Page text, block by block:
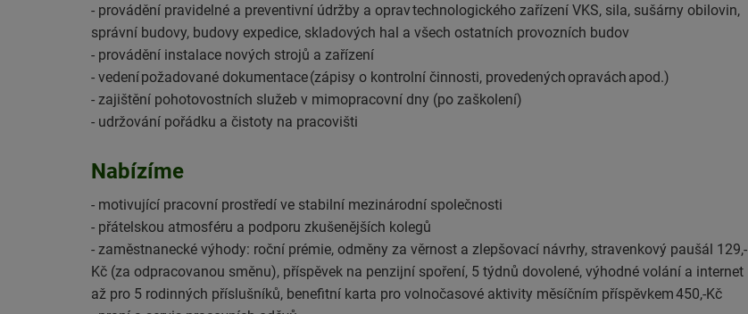
- provádění pravidelné a preventivní údržby a oprav technologického zařízení VKS, sila, sušárny obilovin,
správní budovy, budovy expedice, skladových hal a všech ostatních provozních budov
- provádění instalace nových strojů a zařízení
- vedení požadované dokumentace (zápisy o kontrolní činnosti, provedených opravách apod.)
- zajištění pohotovostních služeb v mimopracovní dny (po zaškolení)
- udržování pořádku a čistoty na pracovišti
Nabízíme
- motivující pracovní prostředí ve stabilní mezinárodní společnosti
- přátelskou atmosféru a podporu zkušenějších kolegů
- zaměstnanecké výhody: roční prémie, odměny za věrnost a zlepšovací návrhy, stravenkový paušál 129,-
Kč (za odpracovanou směnu), příspěvek na penzijní spoření, 5 týdnů dovolené, výhodné volání a internet
až pro 5 rodinných příslušníků, benefitní karta pro volnočasové aktivity měsíčním příspěvkem 450,-Kč